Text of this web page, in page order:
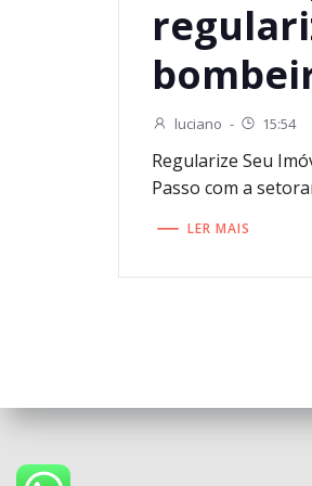
luciano - 15:54
Regularize Seu
Passo com a
LER MAIS